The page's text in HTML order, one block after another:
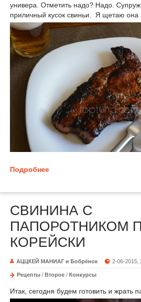
универа. Отметить надо? Надо.
приличный кусок свиньи. Я щетаю она
Подробнее
СВИНИНА С
ПАПОРОТНИКОМ
КОРЕЙСКИ
АЦЦКЕЙ МАНИАГ и Бобрёнок 2-06-2015,
Рецепты / Второе / Конкурсы
Итак, сегодня будем готовить и жрать